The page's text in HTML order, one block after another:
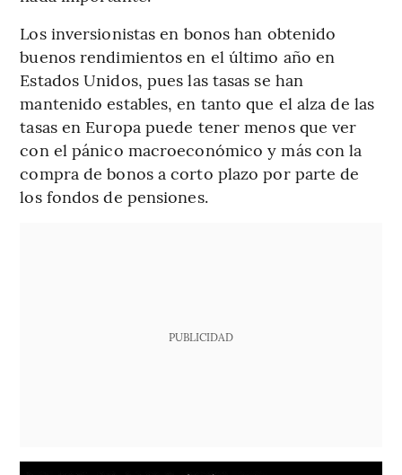
Los inversionistas en bonos han obtenido
buenos rendimientos en el último año en
Estados Unidos, pues las tasas se han
mantenido estables, en tanto que el alza de las
tasas en Europa puede tener menos que ver
con el pánico macroeconómico y más con la
compra de bonos a corto plazo por parte de
los fondos de pensiones.
PUBLICIDAD